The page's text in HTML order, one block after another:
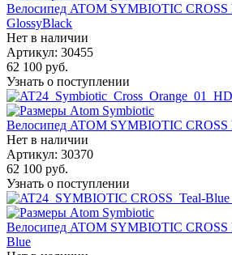
Велосипед ATOM SYMBIOTIC CROSS
GlossyBlack
Нет в наличии
Артикул: 30455
62 100 руб.
Узнать о поступлении
Велосипед ATOM SYMBIOTIC CROSS
Нет в наличии
Артикул: 30370
62 100 руб.
Узнать о поступлении
Велосипед ATOM SYMBIOTIC CROSS
Blue